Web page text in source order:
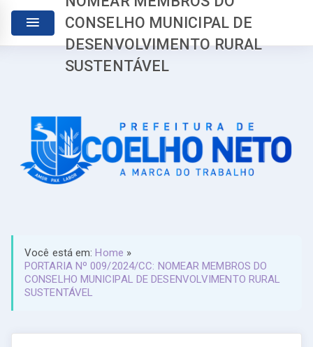
CONSELHO MUNICIPAL DE
DESENVOLVIMENTO RURAL
SUSTENTÁVEL
Você está em:Home »
PORTARIA Nº 009/2024/CC: NOMEAR MEMBROS DO
CONSELHO MUNICIPAL DE DESENVOLVIMENTO RURAL
SUSTENTÁVEL